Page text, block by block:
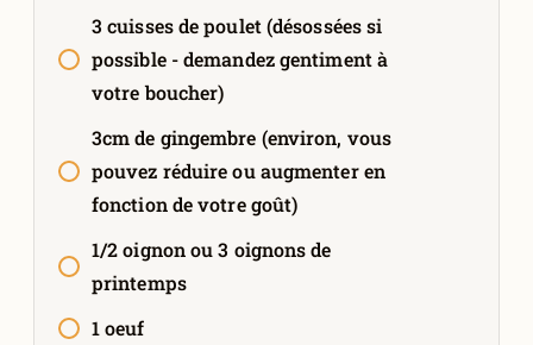
3 cuisses de poulet (désossées si
possible - demandez gentiment à
votre boucher)
3cm de gingembre (environ, vous
pouvez réduire ou augmenter en
fonction de votre goût)
1/2 oignon ou 3 oignons de
printemps
1 oeuf